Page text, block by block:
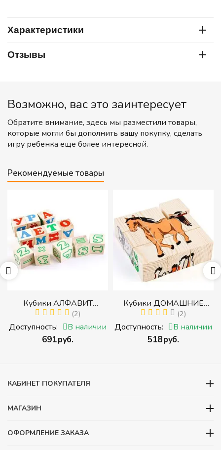
Характеристики
Отзывы
Возможно, вас это заинтересует
Обратите внимание, здесь мы разместили товары,
которые могли бы дополнить вашу покупку, сделать
игру ребенка еще более интересной.
Рекомендуемые товары
Кубики АЛФАВИТ
РУССКИЙ С ЦИФРАМИ
(Томик) (Набор кубиков с
буквами, цифрами,
математическими знаками
(2)
Доступность: В наличии
‍691‍руб.
Кубики ДОМАШНИЕ
ЖИВОТНЫЕ (Томик)
(Набор кубиков
разрезных (складных))
(2)
Доступность: В наличии
‍518‍руб.
КАБИНЕТ ПОКУПАТЕЛЯ
МАГАЗИН
ОФОРМЛЕНИЕ ЗАКАЗА